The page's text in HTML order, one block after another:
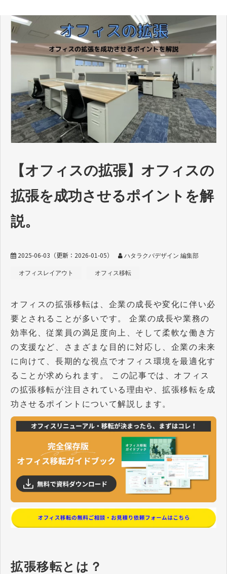
【オフィスの拡張】オフィスの
拡張を成功させるポイントを解
説。
2025-06-03 （更新： 2026-01-05） ハタラクバデザイン 編集部
オフィスレイアウト オフィス移転
オフィスの拡張移転は、企業の成長や変化に伴い必
要とされることが多いです。 企業の成長や業務の
効率化、従業員の満足度向上、そして柔軟な働き方
の支援など、さまざまな目的に対応し、企業の未来
に向けて、長期的な視点でオフィス環境を最適化す
ることが求められます。 この記事では、オフィス
の拡張移転が注目されている理由や、拡張移転を成
功させるポイントについて解説します。
拡張移転とは？